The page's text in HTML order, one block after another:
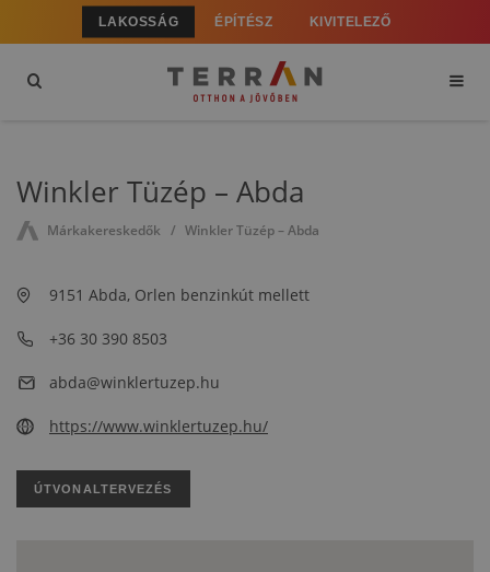
LAKOSSÁG ÉPÍTÉSZ KIVITELEZŐ
Winkler Tüzép – Abda
Márkakereskedők Winkler Tüzép – Abda
9151 Abda, Orlen benzinkút mellett
+36 30 390 8503
abda@winklertuzep.hu
https://www.winklertuzep.hu/
ÚTVONALTERVEZÉS